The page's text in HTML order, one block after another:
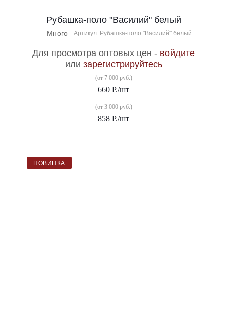
Рубашка-поло "Василий" белый
Много Артикул: Рубашка-поло "Василий" белый
Для просмотра оптовых цен - войдите
или зарегистрируйтесь
(от 7 000 руб.)
660 Р./шт
(от 3 000 руб.)
858 Р./шт
НОВИНКА